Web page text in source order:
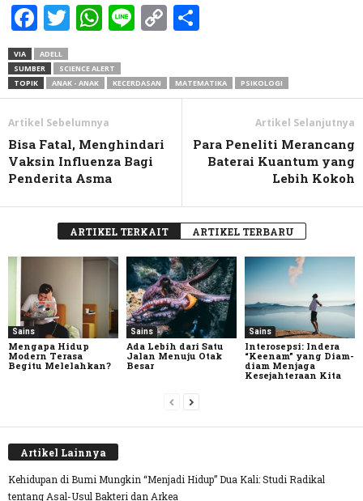
Facebook
Twitter
WhatsApp
LineCopy
VIA
ADELL
SUMBER
SCIENCE ALERT
TOPIK
ANAK - ANAK KECERDASAN MATEMATIKA PSIKOLOGI
Artikel Sebelumnya
Bisa Fatal, Menghindari
Vaksin Influenza Bagi
Penderita Asma
Artikel Selanjutnya
Para Peneliti Merancang
Baterai Kuantum yang
Lebih Kokoh
ARTIKEL TERKAIT ARTIKEL TERBARU
Sains
Mengapa Hidup
Modern Terasa
Begitu Melelahkan?
Sains
Ada Lebih dari Satu
Jalan Menuju Otak
Besar
Sains
Interosepsi: Indera
“Keenam” yang Diam-
diam Menjaga
Kesejahteraan Kita
Artikel Lainnya
Kehidupan di Bumi Mungkin “Menjadi Hidup” Dua Kali: Studi Radikal
tentang Asal-Usul Bakteri dan Arkea